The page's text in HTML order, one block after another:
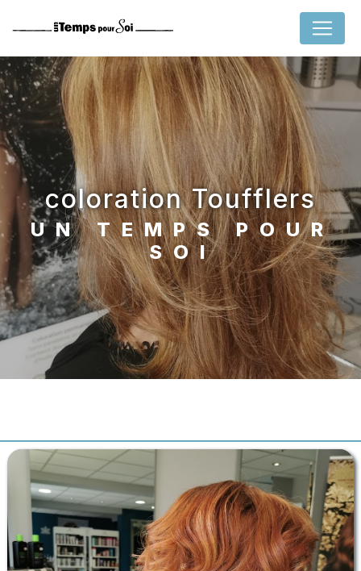
coloration Toufflers
UN TEMPS POUR
SOI